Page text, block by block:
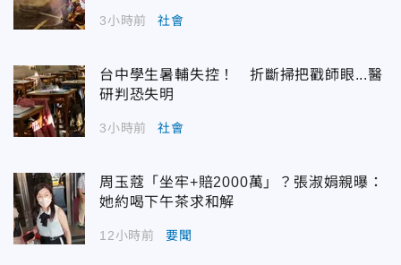
3小時前 社會
台中學生暑輔失控！ 折斷掃把戳師眼...醫
研判恐失明
3小時前 社會
周玉蔻「坐牢+賠2000萬」？張淑娟親曝：
她約喝下午茶求和解
12小時前 要聞